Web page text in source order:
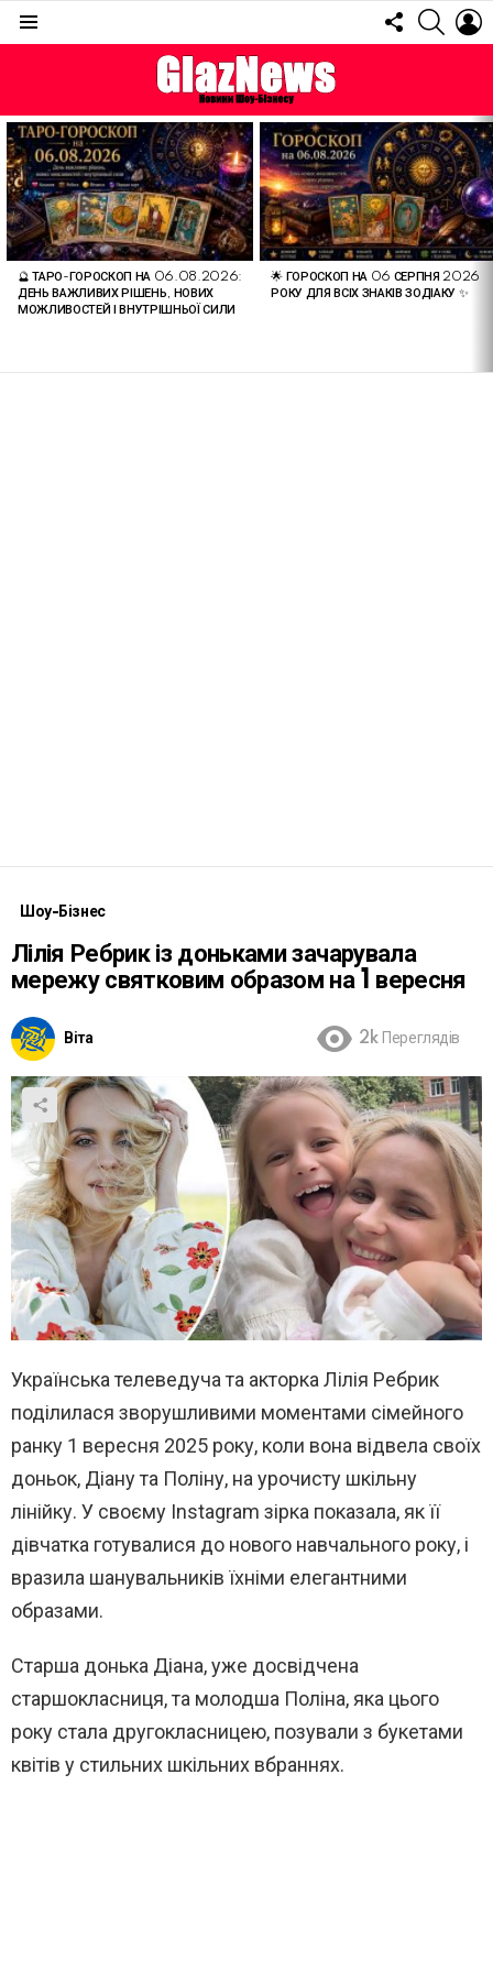
FOLLOW
US
ОСТАННІ
СТАТТІ
🔮 ТАРО-ГОРОСКОП НА 06.08.2026:
ДЕНЬ ВАЖЛИВИХ РІШЕНЬ, НОВИХ
МОЖЛИВОСТЕЙ І ВНУТРІШНЬОЇ СИЛИ
🌟 ГОРОСКОП НА 06 СЕРПНЯ 2026
РОКУ ДЛЯ ВСІХ ЗНАКІВ ЗОДІАКУ ✨
Шоу-Бізнес
Лілія Ребрик із доньками зачарувала
мережу святковим образом на 1 вересня
Віта 2k Переглядів
Українська телеведуча та акторка Лілія Ребрик
поділилася зворушливими моментами сімейного
ранку 1 вересня 2025 року, коли вона відвела своїх
доньок, Діану та Поліну, на урочисту шкільну
лінійку. У своєму Instagram зірка показала, як її
дівчатка готувалися до нового навчального року, і
вразила шанувальників їхніми елегантними
образами.
Старша донька Діана, уже досвідчена
старшокласниця, та молодша Поліна, яка цього
року стала другокласницею, позували з букетами
квітів у стильних шкільних вбраннях.